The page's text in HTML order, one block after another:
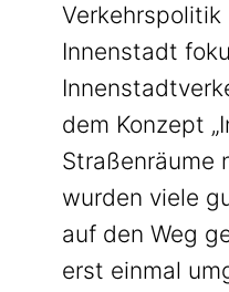
Innenstadt
dem Konzept
Straßenräume
wurden viele
auf den Weg
erst einmal